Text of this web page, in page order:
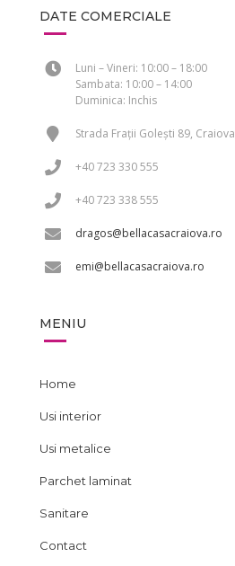
DATE COMERCIALE
Luni – Vineri: 10:00 – 18:00
Sambata: 10:00 – 14:00
Duminica: Inchis
Strada Frații Golești 89, Craiova
+40 723 330 555
+40 723 338 555
dragos@bellacasacraiova.ro
emi@bellacasacraiova.ro
MENIU
Home
Usi interior
Usi metalice
Parchet laminat
Sanitare
Contact